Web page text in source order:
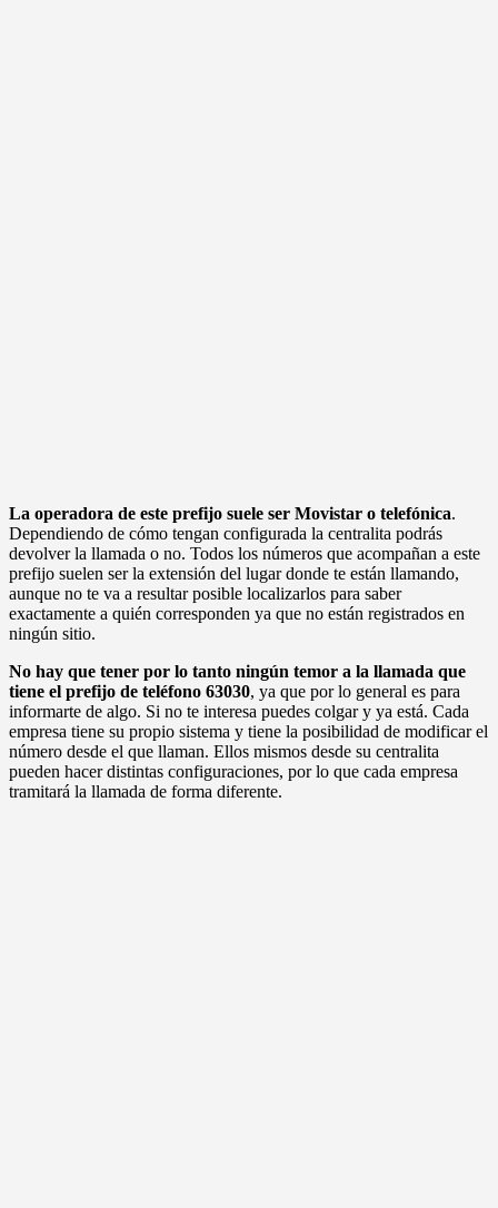
La operadora de este prefijo suele ser Movistar o telefónica.
Dependiendo de cómo tengan configurada la centralita podrás
devolver la llamada o no. Todos los números que acompañan a este
prefijo suelen ser la extensión del lugar donde te están llamando,
aunque no te va a resultar posible localizarlos para saber
exactamente a quién corresponden ya que no están registrados en
ningún sitio.
No hay que tener por lo tanto ningún temor a la llamada que
tiene el prefijo de teléfono 63030, ya que por lo general es para
informarte de algo. Si no te interesa puedes colgar y ya está. Cada
empresa tiene su propio sistema y tiene la posibilidad de modificar el
número desde el que llaman. Ellos mismos desde su centralita
pueden hacer distintas configuraciones, por lo que cada empresa
tramitará la llamada de forma diferente.